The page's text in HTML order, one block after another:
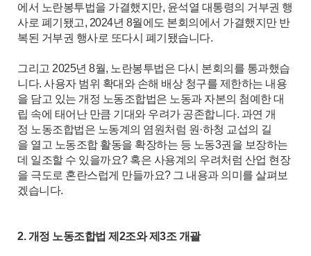
에서 노란봉투법을 가결했지만, 윤석열 대통령의 거부권 행
사로 폐기됐고, 2024년 8월에도 본회의에서 가결했지만 반
복된 거부권 행사로 또다시 폐기됐습니다.
그리고 2025년 8월, 노란봉투법은 다시 본회의를 통과했습
니다. 사용자 범위 확대와 손해 배상 청구를 제한하는 내용
을 담고 있는 개정 노동조합법은 노동과 자본의 첨예한 대
립 속에 태어난 만큼 기대와 우려가 공존합니다. 과연 개
정 노동조합법은 노동계의 염원처럼 원·하청 교섭의 길
을 열고 노동조합 활동을 확장하는 등 노동3권을 보장하는
데 일조할 수 있을까요? 혹은 사용계의 우려처럼 산업 현장
을 극도로 혼란스럽게 만들까요? 그 내용과 의미를 살펴보
겠습니다.
2. 개정 노동조합법 제2조와 제3조 개괄